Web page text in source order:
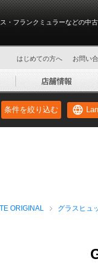
・フランクミュラーなどの中
はじめての方へ お問い
条件を絞り込む
ORIGINAL
グラスヒュ